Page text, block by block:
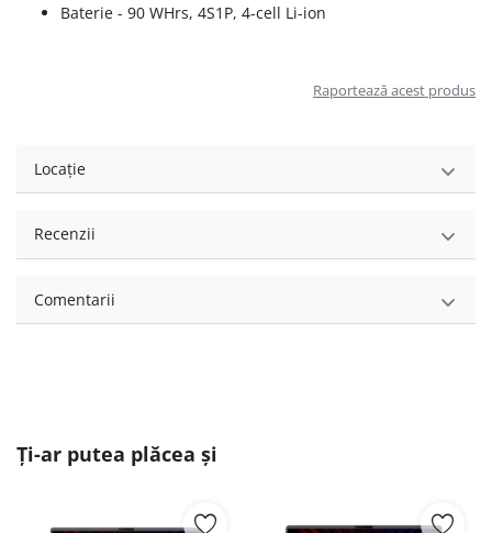
Baterie - 90 WHrs, 4S1P, 4-cell Li-ion
Raportează acest produs
Locație
Recenzii
Comentarii
Ți-ar putea plăcea și